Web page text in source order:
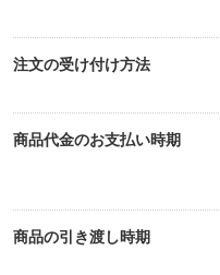
注文の受け付け方法
商品代金のお支払い時期
商品の引き渡し時期